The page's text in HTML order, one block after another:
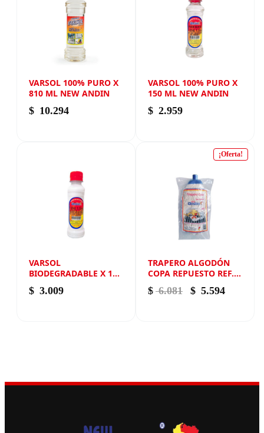
VARSOL 100% PURO X
810 ML NEW ANDIN
$ 10.294
VARSOL 100% PURO X
150 ML NEW ANDIN
$ 2.959
VARSOL
BIODEGRADABLE X 150
ML NEW ANDIN
$ 3.009
¡Oferta!
TRAPERO ALGODÓN
COPA REPUESTO REF.
500 NEW ANDIN
$ 6.081 El precio
$ 5.594El